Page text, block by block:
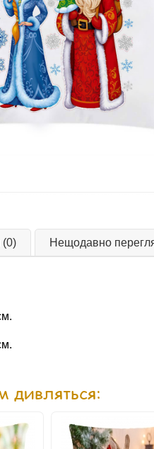
(0) Нещодавно
дивляться: